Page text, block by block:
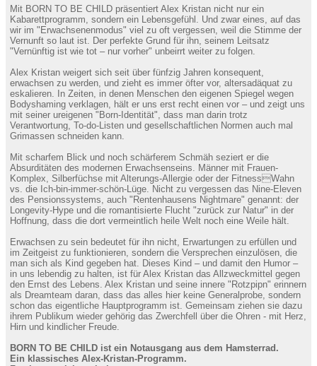
Mit BORN TO BE CHILD präsentiert Alex Kristan nicht nur ein
Kabarettprogramm, sondern ein Lebensgefühl. Und zwar eines, auf das
wir im "Erwachsenenmodus" viel zu oft vergessen, weil die Stimme der
Vernunft so laut ist. Der perfekte Grund für ihn, seinem Leitsatz
"Vernünftig ist wie tot – nur vorher" unbeirrt weiter zu folgen.
Alex Kristan weigert sich seit über fünfzig Jahren konsequent,
erwachsen zu werden, und zieht es immer öfter vor, altersadäquat zu
eskalieren. In Zeiten, in denen Menschen den eigenen Spiegel wegen
Bodyshaming verklagen, hält er uns erst recht einen vor – und zeigt uns
mit seiner ureigenen "Born-Identität", dass man darin trotz
Verantwortung, To-do-Listen und gesellschaftlichen Normen auch mal
Grimassen schneiden kann.
Mit scharfem Blick und noch schärferem Schmäh seziert er die
Absurditäten des modernen Erwachsenseins. Männer mit Frauen-
Komplex, Silberfüchse mit Alterungs-Allergie oder der FitnessWahn
vs. die Ich-bin-immer-schön-Lüge. Nicht zu vergessen das Nine-Eleven
des Pensionssystems, auch "Rentenhausens Nightmare" genannt: der
Longevity-Hype und die romantisierte Flucht "zurück zur Natur" in der
Hoffnung, dass die dort vermeintlich heile Welt noch eine Weile hält.
Erwachsen zu sein bedeutet für ihn nicht, Erwartungen zu erfüllen und
im Zeitgeist zu funktionieren, sondern die Versprechen einzulösen, die
man sich als Kind gegeben hat. Dieses Kind – und damit den Humor –
in uns lebendig zu halten, ist für Alex Kristan das Allzweckmittel gegen
den Ernst des Lebens. Alex Kristan und seine innere "Rotzpipn" erinnern
als Dreamteam daran, dass das alles hier keine Generalprobe, sondern
schon das eigentliche Hauptprogramm ist. Gemeinsam ziehen sie dazu
ihrem Publikum wieder gehörig das Zwerchfell über die Ohren - mit Herz,
Hirn und kindlicher Freude.
BORN TO BE CHILD ist ein Notausgang aus dem Hamsterrad.
Ein klassisches Alex-Kristan-Programm.